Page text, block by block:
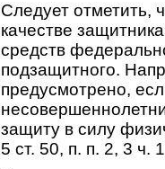
Следует отметить,
качестве
средств
подзащитного.
предусмотрено,
защиту в силу
5 ст. 50, п. п. 2, 3 ч.